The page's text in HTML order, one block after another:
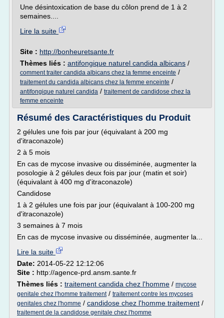
Une désintoxication de base du côlon prend de 1 à 2
semaines....
Lire la suite
Site : http://bonheuretsante.fr
Thèmes liés : antifongique naturel candida albicans /
comment traiter candida albicans chez la femme enceinte /
traitement du candida albicans chez la femme enceinte /
antifongique naturel candida / traitement de candidose chez la
femme enceinte
Résumé des Caractéristiques du Produit
2 gélules une fois par jour (équivalant à 200 mg
d'itraconazole)
2 à 5 mois
En cas de mycose invasive ou disséminée, augmenter la
posologie à 2 gélules deux fois par jour (matin et soir)
(équivalant à 400 mg d'itraconazole)
Candidose
1 à 2 gélules une fois par jour (équivalant à 100-200 mg
d'itraconazole)
3 semaines à 7 mois
En cas de mycose invasive ou disséminée, augmenter la...
Lire la suite
Date: 2014-05-22 12:12:06
Site : http://agence-prd.ansm.sante.fr
Thèmes liés : traitement candida chez l'homme / mycose
genitale chez l'homme traitement/ traitement contre les mycoses
genitales chez l'homme / candidose chez l'homme traitement /
traitement de la candidose genitale chez l'homme